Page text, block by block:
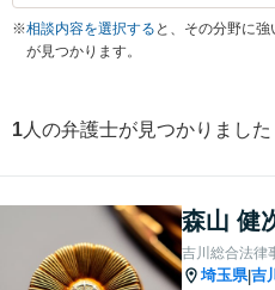
※相談内容を選択する と、その分野に
が見つかります。
1 人の弁護士が見つかりました
森山 健
吉川総合法律
埼玉県|吉